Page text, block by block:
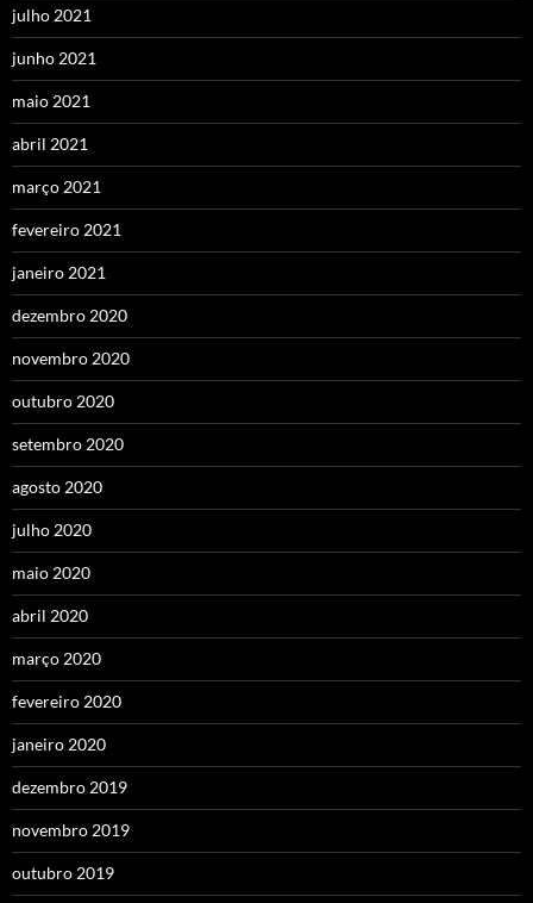
julho 2021
junho 2021
maio 2021
abril 2021
março 2021
fevereiro 2021
janeiro 2021
dezembro 2020
novembro 2020
outubro 2020
setembro 2020
agosto 2020
julho 2020
maio 2020
abril 2020
março 2020
fevereiro 2020
janeiro 2020
dezembro 2019
novembro 2019
outubro 2019